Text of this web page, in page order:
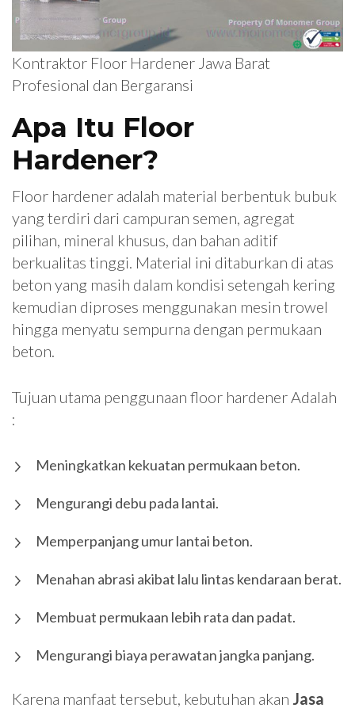
Kontraktor Floor Hardener Jawa Barat
Profesional dan Bergaransi
Apa Itu Floor
Hardener?
Floor hardener adalah material berbentuk bubuk
yang terdiri dari campuran semen, agregat
pilihan, mineral khusus, dan bahan aditif
berkualitas tinggi. Material ini ditaburkan di atas
beton yang masih dalam kondisi setengah kering
kemudian diproses menggunakan mesin trowel
hingga menyatu sempurna dengan permukaan
beton.
Tujuan utama penggunaan floor hardener Adalah
:
Meningkatkan kekuatan permukaan beton.
Mengurangi debu pada lantai.
Memperpanjang umur lantai beton.
Menahan abrasi akibat lalu lintas kendaraan berat.
Membuat permukaan lebih rata dan padat.
Mengurangi biaya perawatan jangka panjang.
Karena manfaat tersebut, kebutuhan akan Jasa